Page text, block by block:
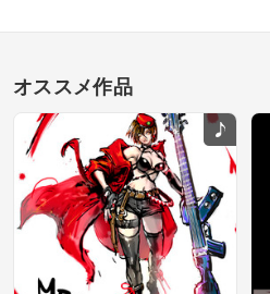
オススメ作品